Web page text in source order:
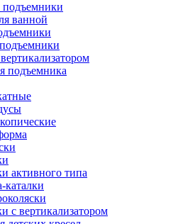
ванной
подъемника
активного типа
каталки
с вертикализатором